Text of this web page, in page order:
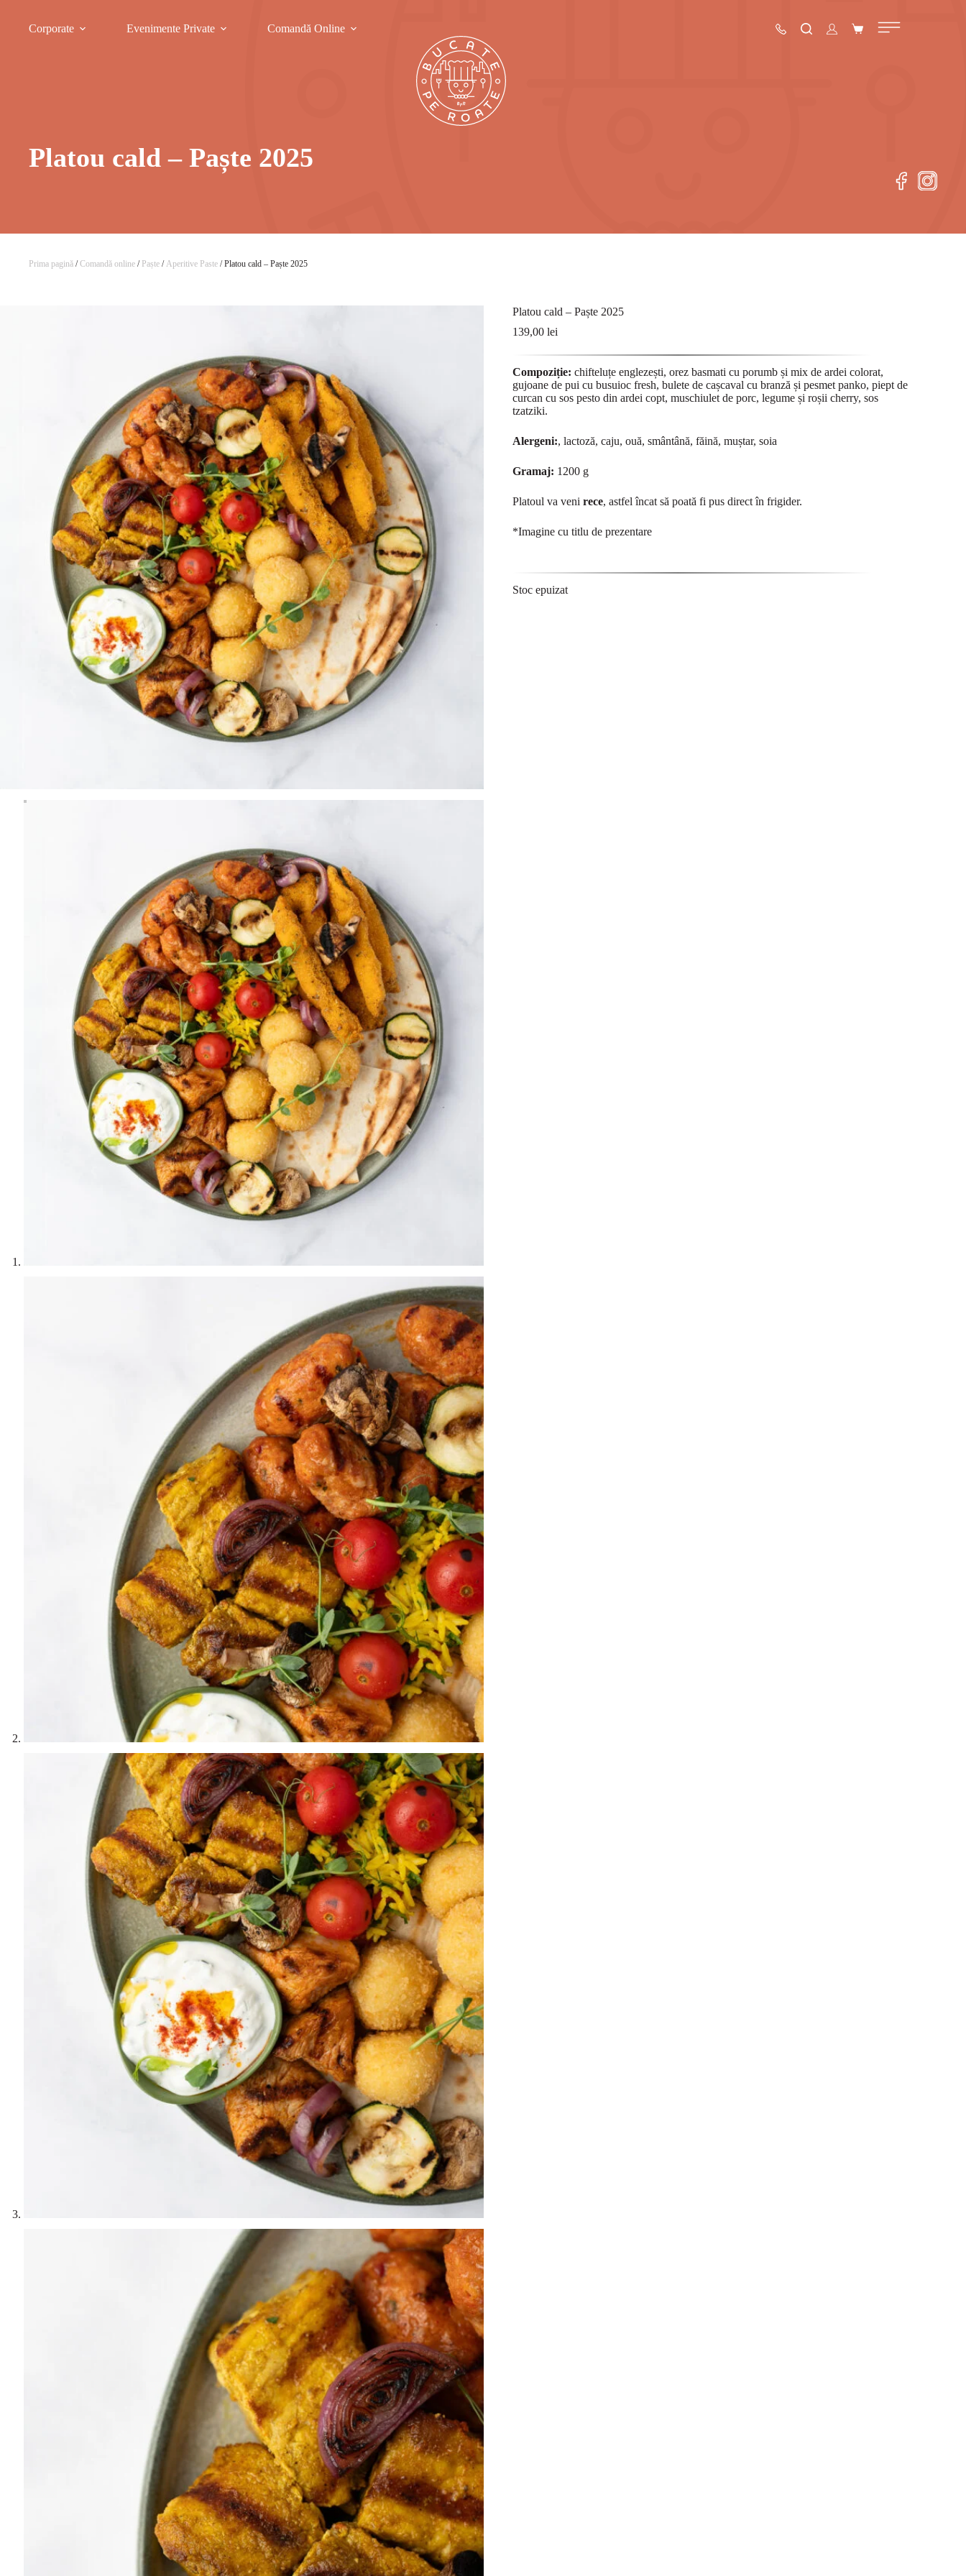
Corporate Evenimente Private Comandă Online
Platou cald – Paște 2025
Prima pagină /Comandă online / Paște /Aperitive Paste / Platou cald – Paște 2025
Platou cald – Paște 2025
139,00 lei
Compoziție: chifteluțe englezești, orez basmati cu porumb și mix de ardei colorat,
gujoane de pui cu busuioc fresh, bulete de cașcaval cu branză și pesmet panko, piept de
curcan cu sos pesto din ardei copt, muschiulet de porc, legume și roșii cherry, sos
tzatziki.
Alergeni:, lactoză, caju, ouă, smântână, făină, muștar, soia
Gramaj: 1200 g
Platoul va veni rece, astfel încat să poată fi pus direct în frigider.
*Imagine cu titlu de prezentare
Stoc epuizat